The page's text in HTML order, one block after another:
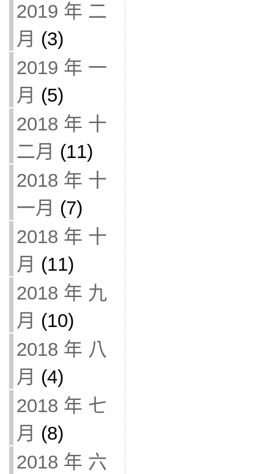
2019 年 二
月 (3)
2019 年 一
月 (5)
2018 年 十
二月 (11)
2018 年 十
一月 (7)
2018 年 十
月 (11)
2018 年 九
月 (10)
2018 年 八
月 (4)
2018 年 七
月 (8)
2018 年 六